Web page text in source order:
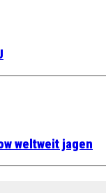
weltweit jagen